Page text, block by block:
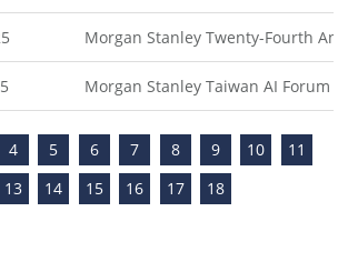
Morgan Stanley Twenty-Fourth
Morgan Stanley Taiwan AI Forum
4 5 6 7 8 9 10
11
13 14 15 16 17 18